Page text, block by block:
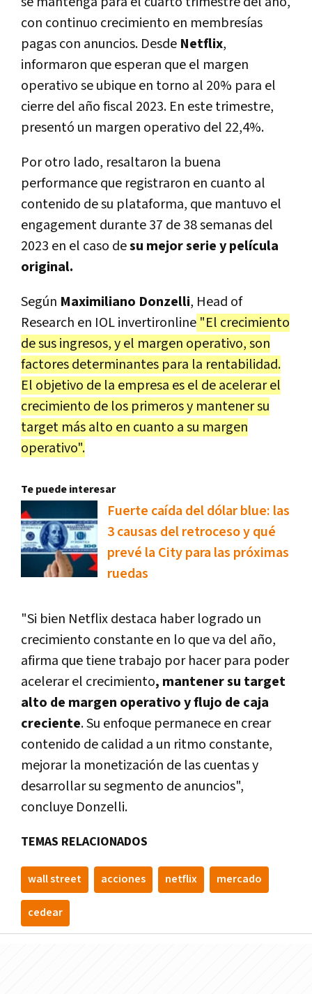
con continuo crecimiento en membresías
pagas con anuncios. Desde Netflix,
informaron que esperan que el margen
operativo se ubique en torno al 20% para el
cierre del año fiscal 2023. En este trimestre,
presentó un margen operativo del 22,4%.
Por otro lado, resaltaron la buena
performance que registraron en cuanto al
contenido de su plataforma, que mantuvo el
engagement durante 37 de 38 semanas del
2023 en el caso desu mejor serie y película
original.
Según Maximiliano Donzelli, Head of
Research en IOL invertironline "El crecimiento
de sus ingresos, y el margen operativo, son
factores determinantes para la rentabilidad.
El objetivo de la empresa es el de acelerar el
crecimiento de los primeros y mantener su
target más alto en cuanto a su margen
operativo".
Te puede interesar
Fuerte caída del dólar blue: las
3 causas del retroceso y qué
prevé la City para las próximas
ruedas
"Si bien Netflix destaca haber logrado un
crecimiento constante en lo que va del año,
afirma que tiene trabajo por hacer para poder
acelerar el crecimiento, mantener su target
alto de margen operativo y flujo de caja
creciente. Su enfoque permanece en crear
contenido de calidad a un ritmo constante,
mejorar la monetización de las cuentas y
desarrollar su segmento de anuncios",
concluye Donzelli.
TEMAS RELACIONADOS
wall street acciones netflix mercado
cedear